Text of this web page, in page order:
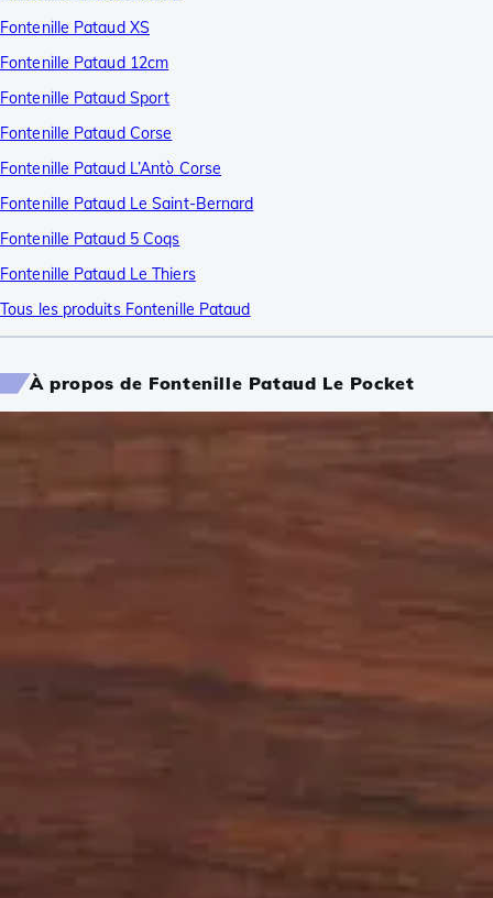
Fontenille Pataud XS
Fontenille Pataud 12cm
Fontenille Pataud Sport
Fontenille Pataud Corse
Fontenille Pataud L’Antò Corse
Fontenille Pataud Le Saint-Bernard
Fontenille Pataud 5 Coqs
Fontenille Pataud Le Thiers
Tous les produits Fontenille Pataud
À propos de Fontenille Pataud Le Pocket